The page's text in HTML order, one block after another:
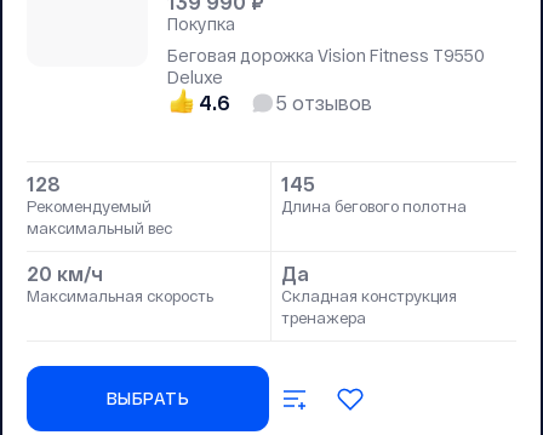
Покупка
Беговая дорожка Vision Fitness T9550
Deluxe
4.6 5 отзывов
128
Рекомендуемый
максимальный вес
145
Длина бегового полотна
20 км/ч
Максимальная скорость
Да
Складная конструкция
тренажера
ВЫБРАТЬ